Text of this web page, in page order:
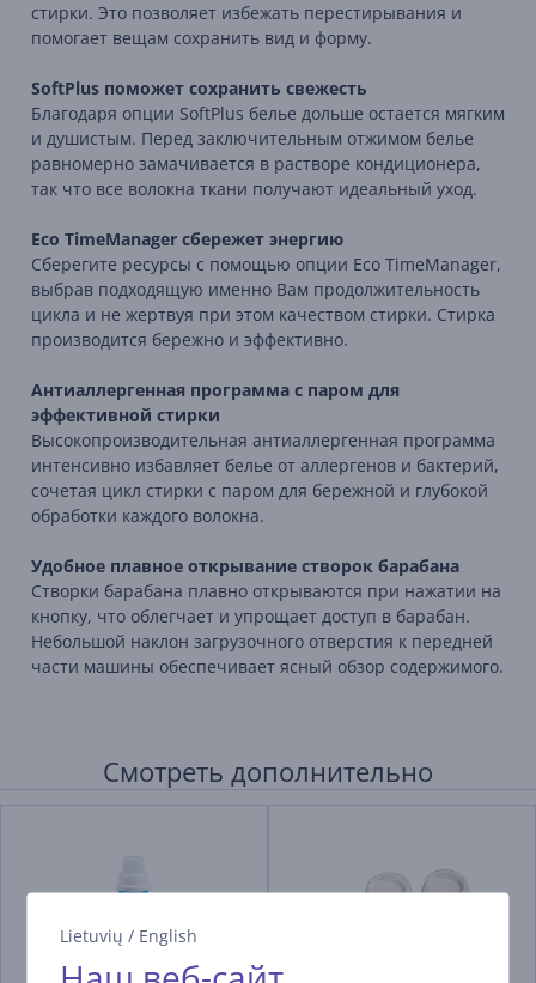
Lietuvių / English
стирки. Это позволяет избежать перестирывания и
помогает вещам сохранить вид и форму.
SoftPlus поможет сохранить свежесть
Благодаря опции SoftPlus белье дольше остается мягким
и душистым. Перед заключительным отжимом белье
равномерно замачивается в растворе кондиционера,
так что все волокна ткани получают идеальный уход.
Eco TimeManager сбережет энергию
Сберегите ресурсы с помощью опции Eco TimeManager,
выбрав подходящую именно Вам продолжительность
цикла и не жертвуя при этом качеством стирки. Стирка
производится бережно и эффективно.
Антиаллергенная программа с паром для
эффективной стирки
Высокопроизводительная антиаллергенная программа
интенсивно избавляет белье от аллергенов и бактерий,
сочетая цикл стирки с паром для бережной и глубокой
обработки каждого волокна.
Удобное плавное открывание створок барабана
Створки барабана плавно открываются при нажатии на
кнопку, что облегчает и упрощает доступ в барабан.
Небольшой наклон загрузочного отверстия к передней
части машины обеспечивает ясный обзор содержимого.
Смотреть дополнительно